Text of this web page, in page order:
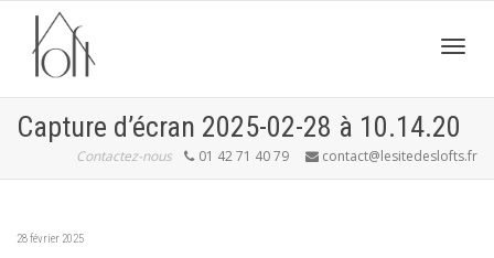
Capture d’écran 2025-02-28 à 10.14.20
Contactez-nous 01 42 71 40 79 contact@lesitedeslofts.fr
28 février 2025